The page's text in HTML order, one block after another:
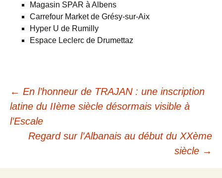
Magasin SPAR à Albens
Carrefour Market de Grésy-sur-Aix
Hyper U de Rumilly
Espace Leclerc de Drumettaz
Navigation
des
articles
← En l’honneur de TRAJAN : une inscription
latine du IIème siècle désormais visible à
l’Escale
Regard sur l’Albanais au début du XXème
siècle →